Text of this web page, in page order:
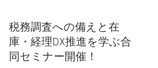
税務調査への備えと在